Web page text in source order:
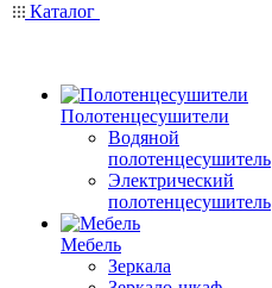
Каталог
Полотенцесушители
Водяной
полотенцесушитель
Электрический
полотенцесушитель
Мебель
Зеркала